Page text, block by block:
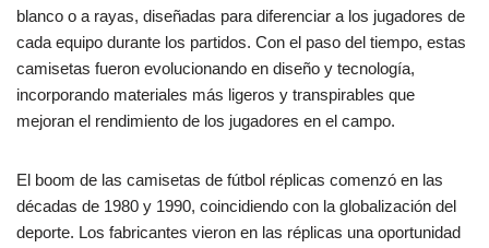
blanco o a rayas, diseñadas para diferenciar a los jugadores de
cada equipo durante los partidos. Con el paso del tiempo, estas
camisetas fueron evolucionando en diseño y tecnología,
incorporando materiales más ligeros y transpirables que
mejoran el rendimiento de los jugadores en el campo.
El boom de las camisetas de fútbol réplicas comenzó en las
décadas de 1980 y 1990, coincidiendo con la globalización del
deporte. Los fabricantes vieron en las réplicas una oportunidad